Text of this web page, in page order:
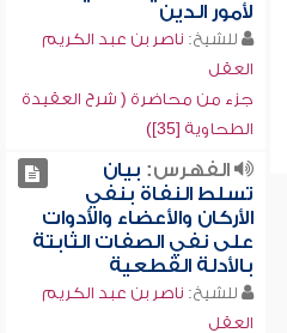
لأمور الدين
للشيخ: ناصر بن عبد الكريم
العقل
جزء من محاضرة ( شرح العقيدة
الطحاوية [35])
الفهرس: بيان
تسلط النفاة بنفي
الأركان والأعضاء والأدوات
على نفي الصفات الثابتة
بالأدلة القطعية
للشيخ: ناصر بن عبد الكريم
العقل